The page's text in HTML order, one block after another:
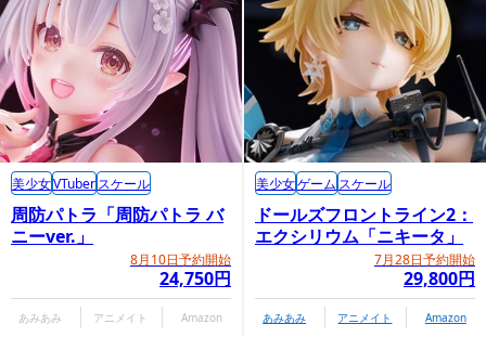
周防パトラ「周防パトラ バ
ニーver.」
8月10日予約開始
24,750円
美少女VTuberスケール
あみあみ アニメイト Amazon
ドールズフロントライン2：
エクシリウム「ニキータ」
7月28日予約開始
29,800円
美少女ゲーム スケール
あみあみ アニメイト Amazon